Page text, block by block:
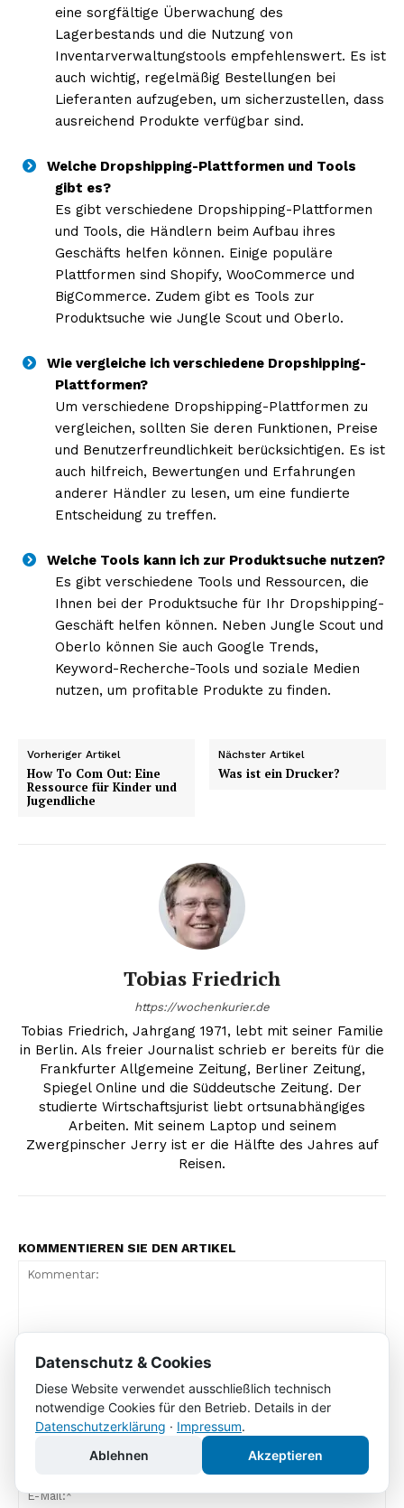
eine sorgfältige Überwachung des
Lagerbestands und die Nutzung von
Inventarverwaltungstools empfehlenswert. Es ist
auch wichtig, regelmäßig Bestellungen bei
Lieferanten aufzugeben, um sicherzustellen, dass
ausreichend Produkte verfügbar sind.
Welche Dropshipping-Plattformen und Tools
gibt es?
Es gibt verschiedene Dropshipping-Plattformen
und Tools, die Händlern beim Aufbau ihres
Geschäfts helfen können. Einige populäre
Plattformen sind Shopify, WooCommerce und
BigCommerce. Zudem gibt es Tools zur
Produktsuche wie Jungle Scout und Oberlo.
Wie vergleiche ich verschiedene Dropshipping-
Plattformen?
Um verschiedene Dropshipping-Plattformen zu
vergleichen, sollten Sie deren Funktionen, Preise
und Benutzerfreundlichkeit berücksichtigen. Es ist
auch hilfreich, Bewertungen und Erfahrungen
anderer Händler zu lesen, um eine fundierte
Entscheidung zu treffen.
Welche Tools kann ich zur Produktsuche nutzen?
Es gibt verschiedene Tools und Ressourcen, die
Ihnen bei der Produktsuche für Ihr Dropshipping-
Geschäft helfen können. Neben Jungle Scout und
Oberlo können Sie auch Google Trends,
Keyword-Recherche-Tools und soziale Medien
nutzen, um profitable Produkte zu finden.
Vorheriger Artikel
How To Com Out: Eine
Ressource für Kinder und
Jugendliche
Nächster Artikel
Was ist ein Drucker?
Tobias Friedrich
https://wochenkurier.de
Tobias Friedrich, Jahrgang 1971, lebt mit seiner Familie
in Berlin. Als freier Journalist schrieb er bereits für die
Frankfurter Allgemeine Zeitung, Berliner Zeitung,
Spiegel Online und die Süddeutsche Zeitung. Der
studierte Wirtschaftsjurist liebt ortsunabhängiges
Arbeiten. Mit seinem Laptop und seinem
Zwergpinscher Jerry ist er die Hälfte des Jahres auf
Reisen.
KOMMENTIEREN SIE DEN ARTIKEL
Kommentar:
E-
Datenschutz & Cookies
Diese Website verwendet ausschließlich technisch
notwendige Cookies für den Betrieb. Details in der
Datenschutzerklärung · Impressum.
Ablehnen
Akzeptieren